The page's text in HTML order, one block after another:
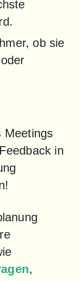
ob sie
Meetings
in